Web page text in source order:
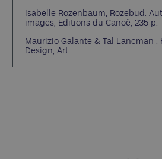
Isabelle Rozenbaum, Rozebud.
images, Editions du Canoë, 235 p.
Maurizio Galante & Tal Lancman :
Design, Art